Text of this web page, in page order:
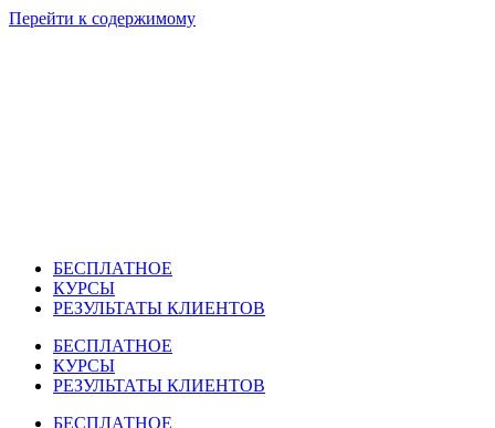
Перейти к содержимому
БЕСПЛАТНОЕ
КУРСЫ
РЕЗУЛЬТАТЫ КЛИЕНТОВ
БЕСПЛАТНОЕ
КУРСЫ
РЕЗУЛЬТАТЫ КЛИЕНТОВ
БЕСПЛАТНОЕ